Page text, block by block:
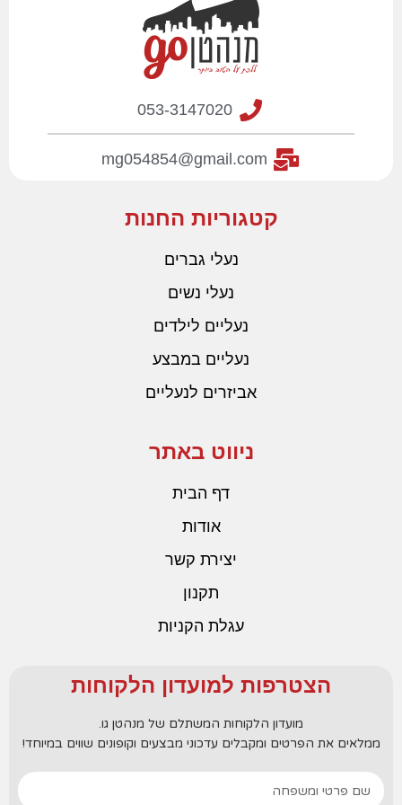
053-3147020
mg054854@gmail.com
קטגוריות החנות
נעלי גברים
נעלי נשים
נעליים לילדים
נעליים במבצע
אביזרים לנעליים
ניווט באתר
דף הבית
אודות
יצירת קשר
תקנון
עגלת הקניות
הצטרפות למועדון הלקוחות
מועדון הלקוחות המשתלם של מנהטן גו.
ממלאים את הפרטים ומקבלים עדכוני מבצעים וקופונים שווים במיוחד!